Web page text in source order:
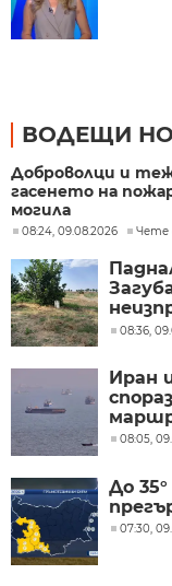
ВОДЕЩИ
Доброволци и
гасенето на
могила
08:24, 09.08.2026 Чете
08:36,
Иран
08:05,
До
07:30,